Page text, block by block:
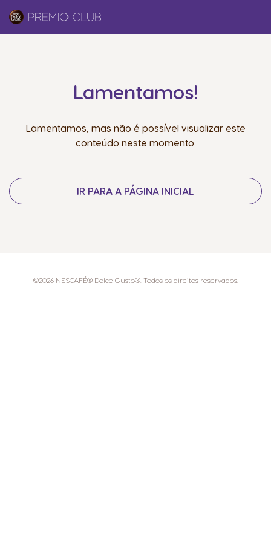
Lamentamos!
Lamentamos, mas não é possível visualizar este
conteúdo neste momento.
IR PARA A PÁGINA INICIAL
©2026 NESCAFÉ® Dolce Gusto®. Todos os direitos reservados.